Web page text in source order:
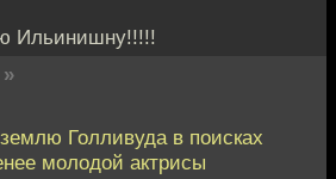
Ильинишну!!!!!
»
Голливуда в поисках
молодой актрисы